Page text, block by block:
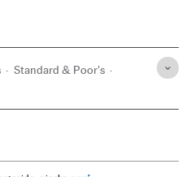
Standard & Poor's